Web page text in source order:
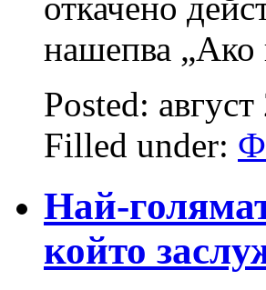
нашепва
Posted:
Filled under:
Най-
който